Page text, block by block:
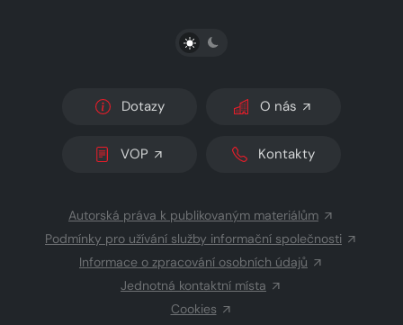
PŘEPNOUT SVĚTLÝ/TMAVÝ REŽIM
Dotazy O nás
VOP Kontakty
Autorská práva k publikovaným materiálům
Podmínky pro užívání služby informační společnosti
Informace o zpracování osobních údajů
Jednotná kontaktní místa
Cookies